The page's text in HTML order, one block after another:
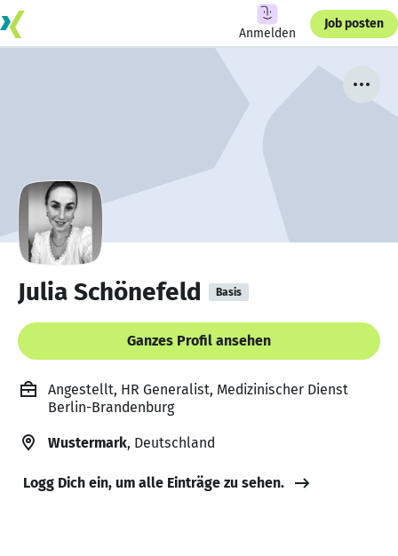
Anmelden
Job posten
Julia Schönefeld Basis
Ganzes Profil ansehen
Angestellt, HR Generalist, Medizinischer Dienst
Berlin-Brandenburg
Wustermark, Deutschland
Logg Dich ein, um alle Einträge zu sehen.